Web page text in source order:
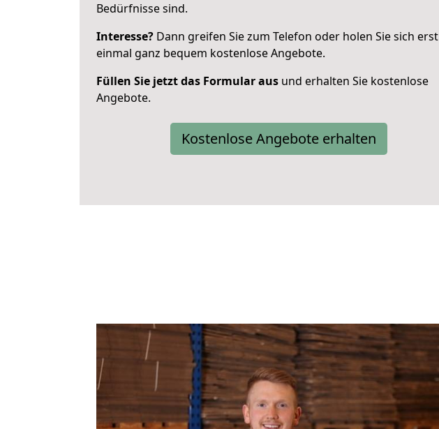
Bedürfnisse sind.
Interesse? Dann greifen Sie zum Telefon oder holen Sie sich erst
einmal ganz bequem kostenlose Angebote.
Füllen Sie jetzt das Formular aus und erhalten Sie kostenlose
Angebote.
Kostenlose Angebote erhalten